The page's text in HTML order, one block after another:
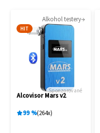
Alkohol testery
HIT
Sponzorované
Alcovisor Mars v2
99% 264x